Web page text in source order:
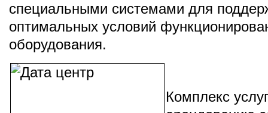
специальными системами для
оптимальных условий
оборудования.
Комплекс